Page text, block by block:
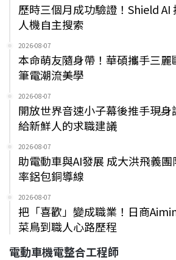
歷時三個月成功驗證！Shield AI
人機自主搜索
2026-08-07
本命萌友隨身帶！華碩攜手三麗
筆電潮流美學
2026-08-07
開放世界音速小子幕後推手現身
給新鮮人的求職建議
2026-08-07
助電動車與AI發展 成大洪飛義
率鋁包銅導線
2026-08-07
把「喜歡」變成職業！日商
菜鳥到職人心路歷程
電動車機電整合工程師